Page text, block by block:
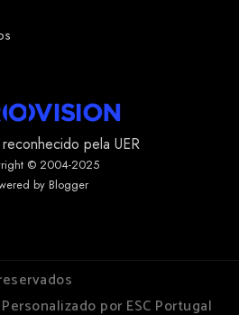
pela UER
© 2004-2025
by Blogger
Personalizado por ESC Portugal